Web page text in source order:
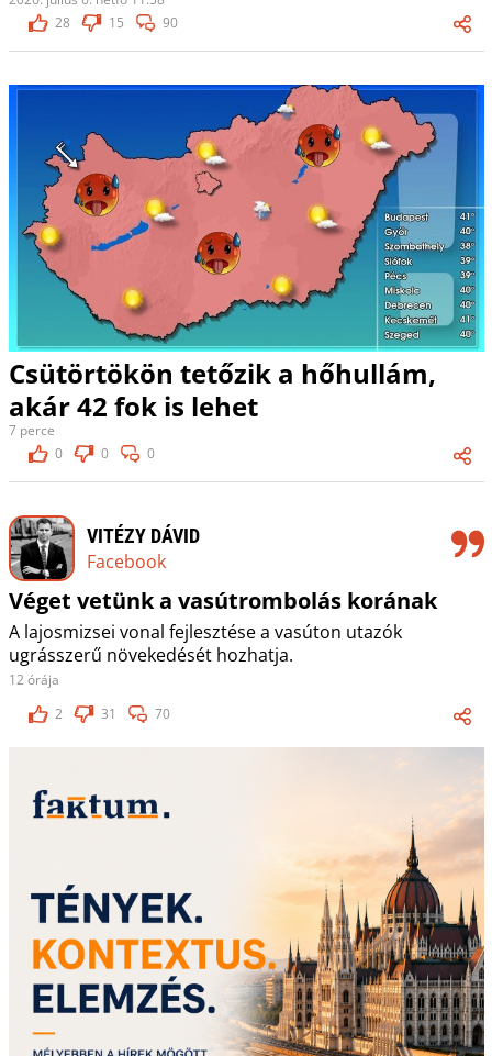
28
15 90
Csütörtökön tetőzik a hőhullám,
akár 42 fok is lehet
7 perce
0
0 0
VITÉZY DÁVID
Facebook
Véget vetünk a vasútrombolás korának
A lajosmizsei vonal fejlesztése a vasúton utazók
ugrásszerű növekedését hozhatja.
12 órája
2
31 70